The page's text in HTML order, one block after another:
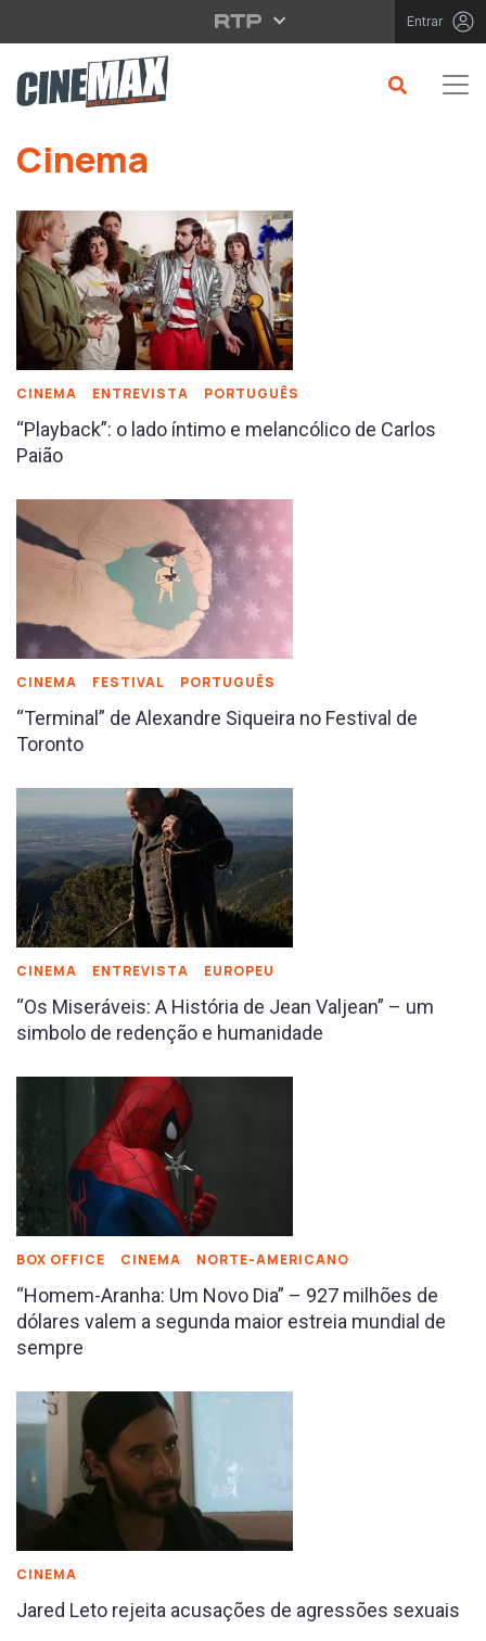
Saltar para o conteúdo principal Entrar
Cinema
CINEMA ENTREVISTA PORTUGUÊS
“Playback”: o lado íntimo e melancólico de Carlos
Paião
CINEMA FESTIVAL PORTUGUÊS
“Terminal” de Alexandre Siqueira no Festival de
Toronto
CINEMA ENTREVISTA EUROPEU
“Os Miseráveis: A História de Jean Valjean” – um
simbolo de redenção e humanidade
BOX OFFICE CINEMA NORTE-AMERICANO
“Homem-Aranha: Um Novo Dia” – 927 milhões de
dólares valem a segunda maior estreia mundial de
sempre
CINEMA
Jared Leto rejeita acusações de agressões sexuais